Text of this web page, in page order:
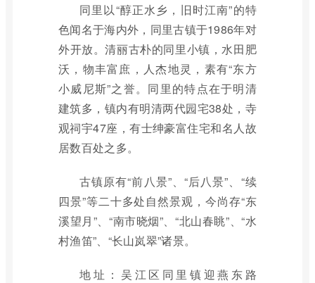
同里以“醇正水乡，旧时江南”的特
色闻名于海内外，同里古镇于1986年对
外开放。清丽古朴的同里小镇，水田肥
沃，物丰富庶，人杰地灵，素有“东方
小威尼斯”之誉。同里的特点在于明清
建筑多，镇内有明清两代园宅38处，寺
观祠宇47座，有士绅豪富住宅和名人故
居数百处之多。
古镇原有“前八景”、“后八景”、“续
四景”等二十多处自然景观，今尚存“东
溪望月”、“南市晓烟”、“北山春眺”、“水
村渔笛”、“长山岚翠”诸景。
地址：吴江区同里镇迎燕东路